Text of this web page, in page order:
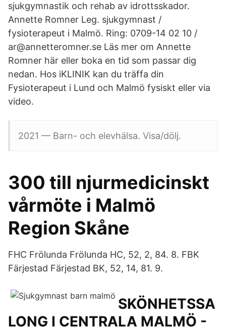
sjukgymnastik och rehab av idrottsskador.
Annette Romner Leg. sjukgymnast /
fysioterapeut i Malmö. Ring: 0709-14 02 10 /
ar@annetteromner.se Läs mer om Annette
Romner här eller boka en tid som passar dig
nedan. Hos iKLINIK kan du träffa din
Fysioterapeut i Lund och Malmö fysiskt eller via
video.
2021 — Barn- och elevhälsa. Visa/dölj.
300 till njurmedicinskt
vårmöte i Malmö
Region Skåne
FHC Frölunda Frölunda HC, 52, 2, 84. 8. FBK
Färjestad Färjestad BK, 52, 14, 81. 9.
SKÖNHETSSA
LONG I CENTRALA MALMÖ -